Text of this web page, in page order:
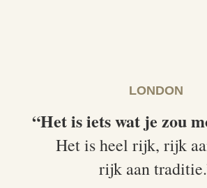
LONDON
“Het is iets wat je zou
Het is heel rijk, rijk
rijk aan